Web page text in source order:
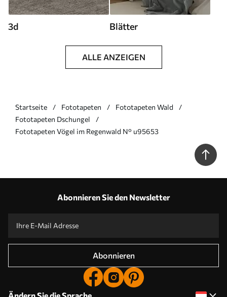
3d Blätter
ALLE ANZEIGEN
Startseite Fototapeten
Fototapeten Wald
Fototapeten Dschungel
Fototapeten Vögel im Regenwald N° u95653
Abonnieren Sie den Newsletter
Abonnieren